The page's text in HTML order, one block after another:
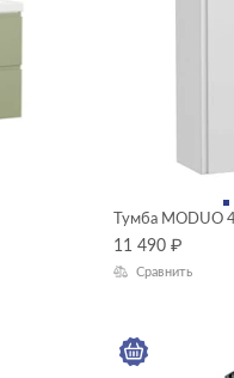
Тумба MODUO
11 490 ₽
Сравнить